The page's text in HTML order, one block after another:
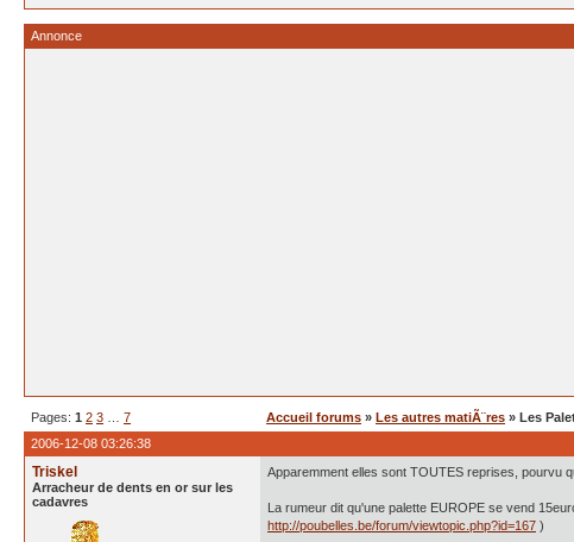
Annonce
Pages: 1 2 3 7 Accueil forums » Les autres matiÃ¨res » Les
2006-12-08 03:26:38
Triskel
Arracheur de dents en or sur les
cadavres
Apparemment elles sont TOUTES reprises, pourvu
La rumeur dit qu'une palette EUROPE se vend
http://poubelles.be/forum/viewtopic.php?id=167 )